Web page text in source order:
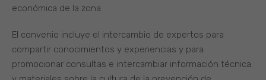
económica de la zona.
El convenio incluye el intercambio de expertos para
compartir conocimientos y experiencias y para
promocionar consultas e intercambiar información técnica